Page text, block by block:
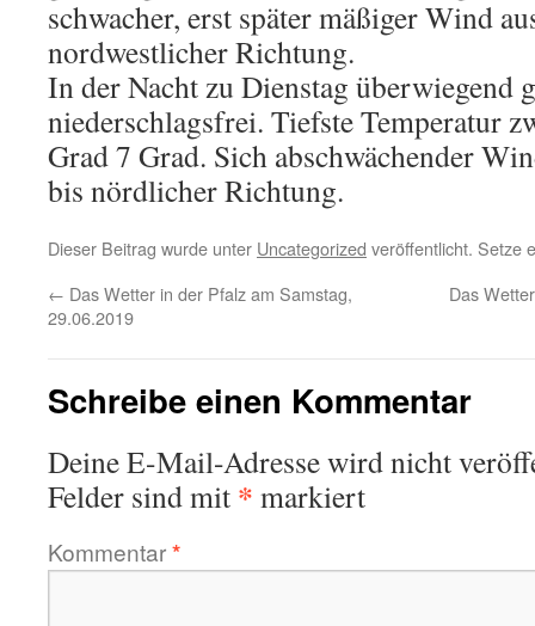
schwacher, erst später mäßiger Wind
nordwestlicher Richtung.
In der Nacht zu Dienstag überwiegend
niederschlagsfrei. Tiefste Temperatur
Grad 7 Grad. Sich abschwächender
bis nördlicher Richtung.
Dieser Beitrag wurde unter Uncategorized veröffentlicht. Setze
← Das Wetter in der Pfalz am Samstag,
29.06.2019
Das
Schreibe einen Kommentar
Deine E-Mail-Adresse wird nicht
Felder sind mit * markiert
Kommentar*